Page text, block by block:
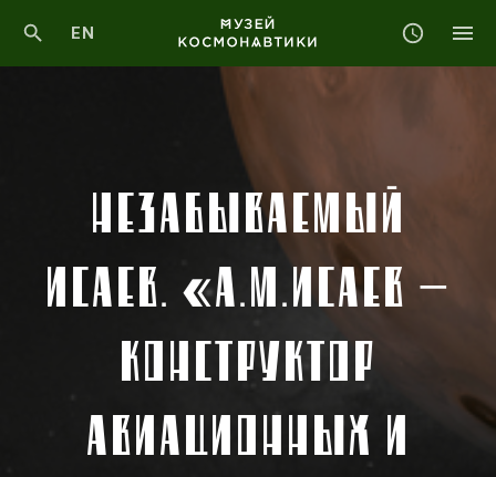
EN
НЕЗАБЫВАЕМЫЙ
ИСАЕВ. «А.М.ИСАЕВ —
КОНСТРУКТОР
АВИАЦИОННЫХ И